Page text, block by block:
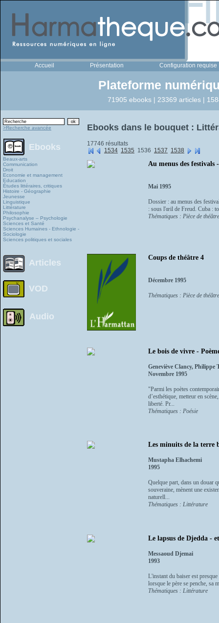
Accueil Présentation Configuration requise
Plateforme
71905 ebooks | 23369 articles |
>Recherche avancée
Ebooks
Beaux-arts
Communication
Droit
Economie et management
Education
Études littéraires, critiques
Histoire - Géographie
Jeunesse
Linguistique
Littérature
Philosophie
Psychanalyse – Psychologie
Sciences et Santé
Sciences Humaines - Ethnologie -
Sociologie
Sciences politiques et sociales
Articles
VOD
Audio
Ebooks dans le bouquet :
17746 résultats
1534 1535 1536 1537 1538
Au menus des festivals
Mai 1995
Dossier : au menus des
: sous l'œil de Freud. Cuba :
Thématiques : Pièce de théâtre
Coups de théâtre 4
Décembre 1995
Thématiques : Pièce de théâtre
Le bois de vivre -
Geneviève Clancy, Philippe
Novembre 1995
"Parmi les poètes
d’esthétique, metteur en
liberté. Pr...
Thématiques : Poésie
Les minuits de la terre
Mustapha Elhachemi
1995
Quelque part, dans un douar
souveraine, mènent une
naturell...
Thématiques : Littérature
Le lapsus de Djedda -
Messaoud Djemai
1993
L'instant du baiser est
lorsque le père se penche, sa
Thématiques : Littérature